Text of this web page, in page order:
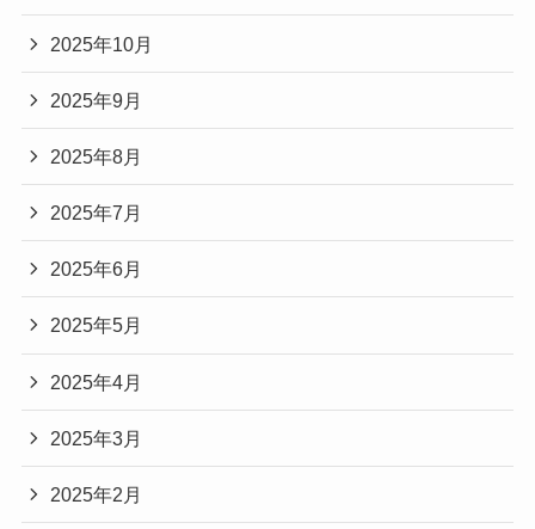
2025年10月
2025年9月
2025年8月
2025年7月
2025年6月
2025年5月
2025年4月
2025年3月
2025年2月